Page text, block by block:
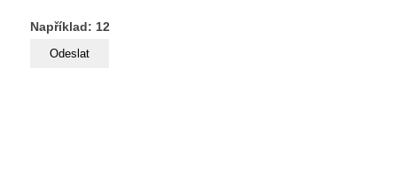
Například: 12